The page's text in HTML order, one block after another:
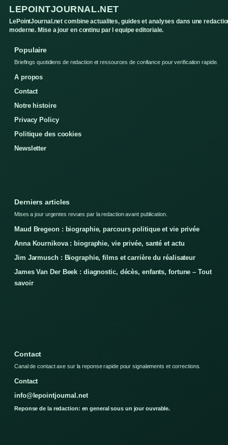
LEPOINTJOURNAL.NET
LePointJournal.net combine actualites, guides et analyses dans une
moderne. Mise a jour en continu par l equipe editoriale.
Populaire
Briefings quotidiens de redaction et ressources de confiance pour verification rapide.
A propos
Contact
Notre histoire
Privacy Policy
Politique des cookies
Newsletter
Derniers articles
Mises a jour urgentes revues par la redaction avant publication.
Maud Bregeon : biographie, parcours politique et vie privée
Anna Kournikova : biographie, vie privée, santé et actu
Jim Jarmusch : Biographie, films et carrière du réalisateur
James Van Der Beek : diagnostic, décès, enfants, fortune – Tout
savoir
Contact
Canal de contact axe sur la reponse rapide pour signalements et corrections.
Contact
info@lepointjournal.net
Reponse de la redaction: en general sous un jour ouvrable.